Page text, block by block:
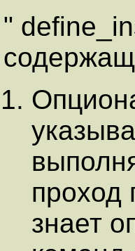
"
проход
знает